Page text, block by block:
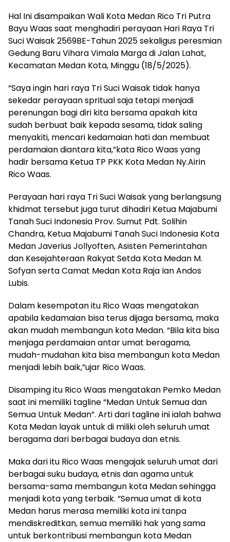
Hal Ini disampaikan Wali Kota Medan Rico Tri Putra
Bayu Waas saat menghadiri perayaan Hari Raya Tri
Suci Waisak 2569BE-Tahun 2025 sekaligus peresmian
Gedung Baru Vihara Vimala Marga di Jalan Lahat,
Kecamatan Medan Kota, Minggu (18/5/2025).
“Saya ingin hari raya Tri Suci Waisak tidak hanya
sekedar perayaan spritual saja tetapi menjadi
perenungan bagi diri kita bersama apakah kita
sudah berbuat baik kepada sesama, tidak saling
menyakiti, mencari kedamaian hati dan membuat
perdamaian diantara kita,”kata Rico Waas yang
hadir bersama Ketua TP PKK Kota Medan Ny.Airin
Rico Waas.
Perayaan hari raya Tri Suci Waisak yang berlangsung
khidmat tersebut juga turut dihadiri Ketua Majabumi
Tanah Suci Indonesia Prov. Sumut Pdt. Solihin
Chandra, Ketua Majabumi Tanah Suci Indonesia Kota
Medan Javerius Jollyoften, Asisten Pemerintahan
dan Kesejahteraan Rakyat Setda Kota Medan M.
Sofyan serta Camat Medan Kota Raja Ian Andos
Lubis.
Dalam kesempatan itu Rico Waas mengatakan
apabila kedamaian bisa terus dijaga bersama, maka
akan mudah membangun kota Medan. “Bila kita bisa
menjaga perdamaian antar umat beragama,
mudah-mudahan kita bisa membangun kota Medan
menjadi lebih baik,”ujar Rico Waas.
Disamping itu Rico Waas mengatakan Pemko Medan
saat ini memiliki tagline “Medan Untuk Semua dan
Semua Untuk Medan”. Arti dari tagline ini ialah bahwa
Kota Medan layak untuk di miliki oleh seluruh umat
beragama dari berbagai budaya dan etnis.
Maka dari itu Rico Waas mengajak seluruh umat dari
berbagai suku budaya, etnis dan agama untuk
bersama-sama membangun kota Medan sehingga
menjadi kota yang terbaik. “Semua umat di kota
Medan harus merasa memiliki kota ini tanpa
mendiskreditkan, semua memiliki hak yang sama
untuk berkontribusi membangun kota Medan